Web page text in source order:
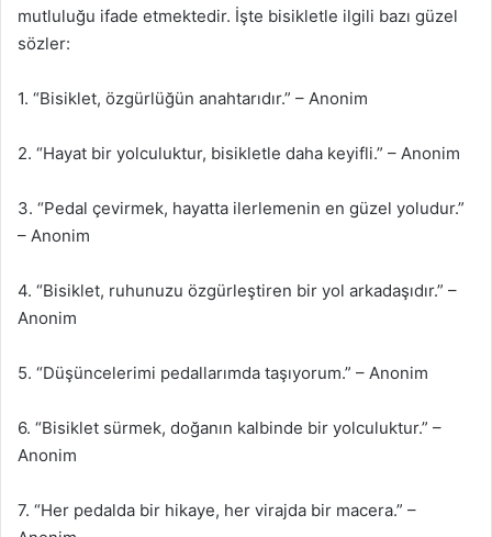
mutluluğu ifade etmektedir. İşte bisikletle ilgili bazı güzel
sözler:
1. “Bisiklet, özgürlüğün anahtarıdır.” – Anonim
2. “Hayat bir yolculuktur, bisikletle daha keyifli.” – Anonim
3. “Pedal çevirmek, hayatta ilerlemenin en güzel yoludur.”
– Anonim
4. “Bisiklet, ruhunuzu özgürleştiren bir yol arkadaşıdır.” –
Anonim
5. “Düşüncelerimi pedallarımda taşıyorum.” – Anonim
6. “Bisiklet sürmek, doğanın kalbinde bir yolculuktur.” –
Anonim
7. “Her pedalda bir hikaye, her virajda bir macera.” –